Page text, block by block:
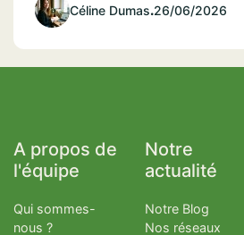
Céline Dumas.26/06/2026
A propos de
l'équipe
Qui sommes-
nous ?
Notre
actualité
Notre Blog
Nos réseaux